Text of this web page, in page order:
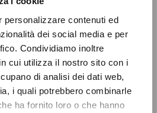
personalizzare contenuti ed
dei social media e per
Condividiamo inoltre
cui utilizza il nostro sito con i
di analisi dei dati web,
i quali potrebbero combinarle
ha fornito loro o che hanno